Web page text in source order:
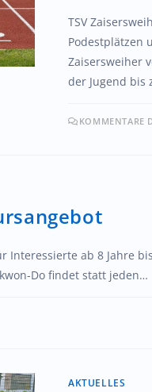
TSV
Podestplätzen
Zaisersweiher
der Jugend bis
KOMMENTARE
Interessierte ab 8 Jahre
Do findet statt jeden…
AKTUELLES